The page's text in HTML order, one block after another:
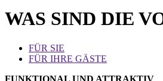
WAS SIND DIE
FÜR SIE
FÜR IHRE GÄSTE
FUNKTIONAL UND ATTRAKTIV